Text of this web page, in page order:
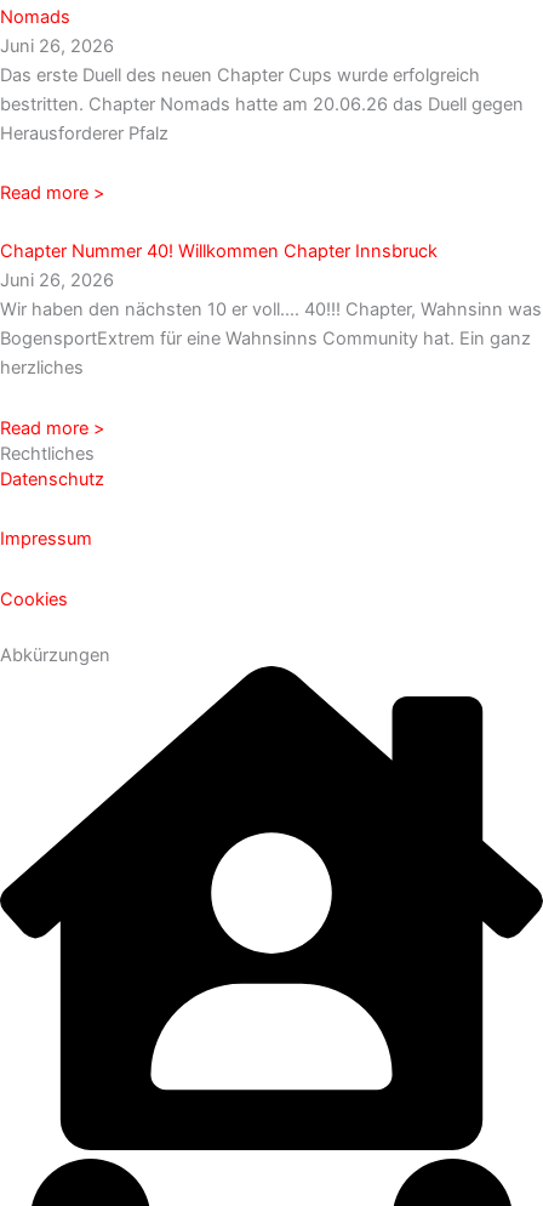
Nomads
Juni 26, 2026
Das erste Duell des neuen Chapter Cups wurde erfolgreich
bestritten. Chapter Nomads hatte am 20.06.26 das Duell gegen
Herausforderer Pfalz
Read more >
Chapter Nummer 40! Willkommen Chapter Innsbruck
Juni 26, 2026
Wir haben den nächsten 10 er voll…. 40!!! Chapter, Wahnsinn was
BogensportExtrem für eine Wahnsinns Community hat. Ein ganz
herzliches
Read more >
Rechtliches
Datenschutz
Impressum
Cookies
Abkürzungen